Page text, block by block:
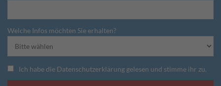
Welche Infos möchten Sie erhalten?
Ich habe die Datenschutzerklärung gelesen und stimme ihr zu.